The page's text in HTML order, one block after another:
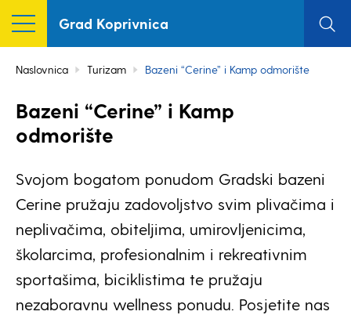
Grad Koprivnica
Naslovnica Turizam Bazeni “Cerine” i Kamp odmorište
Bazeni “Cerine” i Kamp
odmorište
Svojom bogatom ponudom Gradski bazeni
Cerine pružaju zadovoljstvo svim plivačima i
neplivačima, obiteljima, umirovljenicima,
školarcima, profesionalnim i rekreativnim
sportašima, biciklistima te pružaju
nezaboravnu wellness ponudu. Posjetite nas